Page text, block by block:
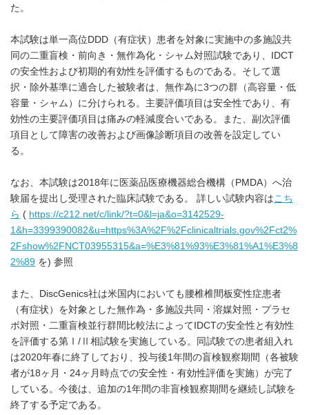
た。
本試験は単一高位DDD（有症状）患者を対象に実施中の多施設共
同の二重盲検・前向き・無作為化・シャム対照試験であり、IDCT
の安全性および初期的有効性を評価するものである。そして選
択・除外基準に適合した被験者は、無作為に3つの群（高容量・低
容量・シャム）に分けられる。主要評価項目は安全性であり、有
効性の主要評価項目は痛みの軽減度合いである。また、副次評価
項目として障害の改善および画像診断項目の改善を設定してい
る。
なお、本試験は2018年に医薬品医療機器総合機構（PMDA）へ治
験届を提出し受理された臨床試験である。 詳しい試験内容はこち
ら ( https://c212.net/c/link/?t=0&l=ja&o=3142529-
1&h=3399390082&u=https%3A%2F%2Fclinicaltrials.gov%2Fct2%
2Fshow%2FNCT03955315&a=%E3%81%93%E3%81%A1%E3%8
2%89 を) 参照
また、DiscGenics社は米国内においても腰椎椎間板変性症患者
（有症状）を対象とした無作為・多施設共同・溶媒対照・プラセ
ボ対照・二重盲検並行群間比較法によってIDCTの安全性と有効性
を評価する第Ⅰ/Ⅱ相試験を実施している。同試験での患者組入れ
は2020年春に終了しており、投与後1年間の盲検観察期間（各被験
者が18ヶ月・24ヶ月時点での安全性・有効性評価を実施）が完了
している。今後は、追加の1年間の非盲検観察期間を継続し試験を
終了する予定である。